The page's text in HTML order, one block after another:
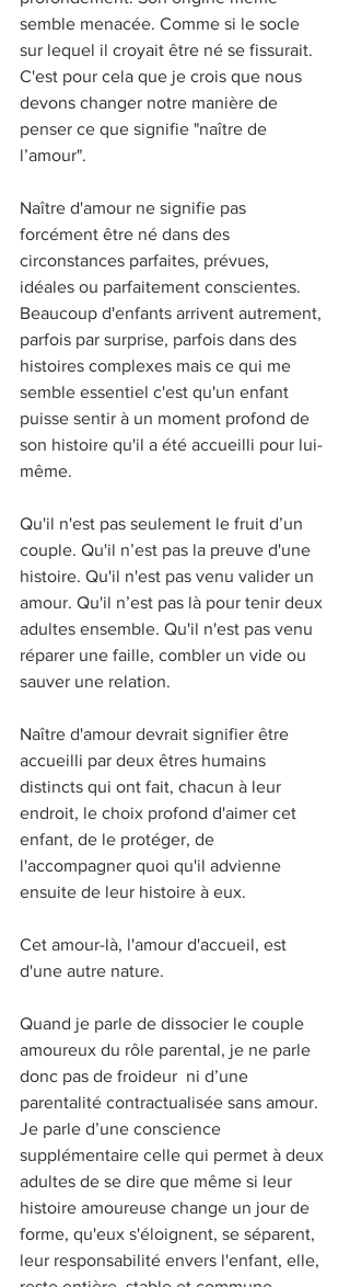
semble menacée. Comme si le socle
sur lequel il croyait être né se fissurait.
C'est pour cela que je crois que nous
devons changer notre manière de
penser ce que signifie "naître de
l’amour".
Naître d'amour ne signifie pas
forcément être né dans des
circonstances parfaites, prévues,
idéales ou parfaitement conscientes.
Beaucoup d'enfants arrivent autrement,
parfois par surprise, parfois dans des
histoires complexes mais ce qui me
semble essentiel c'est qu'un enfant
puisse sentir à un moment profond de
son histoire qu'il a été accueilli pour lui-
même.
Qu'il n'est pas seulement le fruit d’un
couple. Qu'il n’est pas la preuve d'une
histoire. Qu'il n'est pas venu valider un
amour. Qu'il n’est pas là pour tenir deux
adultes ensemble. Qu'il n'est pas venu
réparer une faille, combler un vide ou
sauver une relation.
Naître d'amour devrait signifier être
accueilli par deux êtres humains
distincts qui ont fait, chacun à leur
endroit, le choix profond d'aimer cet
enfant, de le protéger, de
l'accompagner quoi qu'il advienne
ensuite de leur histoire à eux.
Cet amour-là, l'amour d'accueil, est
d'une autre nature.
Quand je parle de dissocier le couple
amoureux du rôle parental, je ne parle
donc pas de froideur  ni d’une
parentalité contractualisée sans amour.
Je parle d’une conscience
supplémentaire celle qui permet à deux
adultes de se dire que même si leur
histoire amoureuse change un jour de
forme, qu'eux s'éloignent, se séparent,
leur responsabilité envers l'enfant, elle,